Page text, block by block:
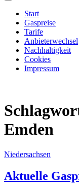
Start
Gaspreise
Tarife
Anbieterwechsel
Nachhaltigkeit
Cookies
Impressum
Emden
Niedersachsen
Aktuelle